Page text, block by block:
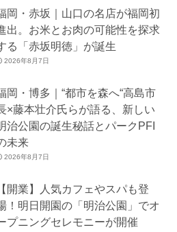
岡・赤坂｜山口の名店が福岡初
出。お米とお肉の可能性を探求
る「赤坂明徳」が誕生
2026年8月7日
岡・博多｜“都市を森へ“高島市
×藤本壮介氏らが語る、新しい
治公園の誕生秘話とパークPFI
未来
2026年8月7日
【開業】人気カフェやスパも登
！明日開園の「明治公園」でオ
プニングセレモニーが開催